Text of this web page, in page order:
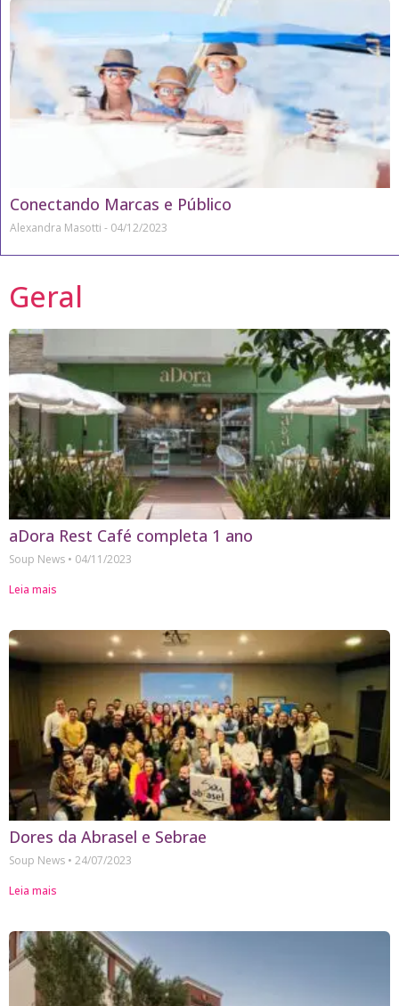
Conectando Marcas e Público
Alexandra Masotti 04/12/2023
Geral
aDora Rest Café completa 1 ano
Soup News
04/11/2023
Leia mais
Dores da Abrasel e Sebrae
Soup News
24/07/2023
Leia mais